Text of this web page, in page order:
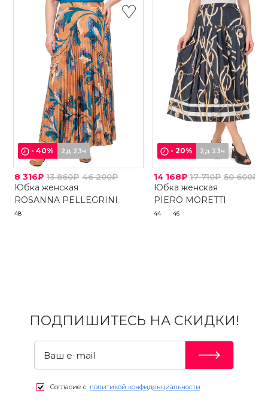
-40% 2д 23ч
8 316₽ 13 860₽ 46 200₽
Юбка женская
ROSANNA PELLEGRINI
48
-20% 2д 23ч
14 168₽ 17 710₽ 50 600₽
Юбка женская
PIERO MORETTI
44 46
ПОДПИШИТЕСЬ НА СКИДКИ!
Согласие с политикой конфиденциальности